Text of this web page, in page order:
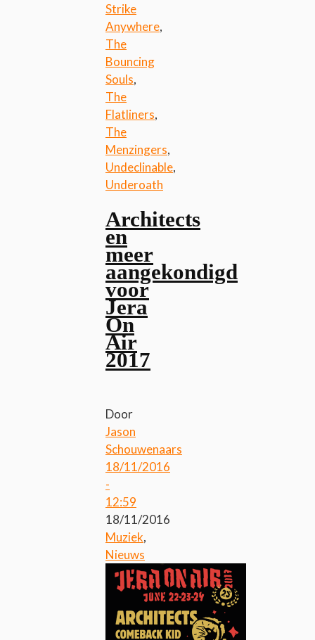
Strike
Anywhere,
The
Bouncing
Souls,
The
Flatliners,
The
Menzingers,
Undeclinable,
Underoath
Architects
en
meer
aangekondigd
voor
Jera
On
Air
2017
Door
Jason
Schouwenaars
18/11/2016
-
12:59
18/11/2016
Muziek,
Nieuws